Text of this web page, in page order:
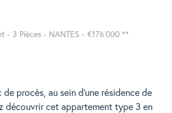
- 3 Pièces - NANTES - €176 000 **
procès, au sein d'une résidence de
découvrir cet appartement type 3 en